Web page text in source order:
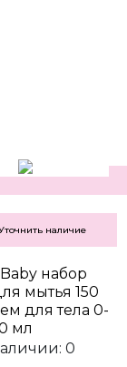
наличие
набор
мытья 150
для тела 0-
мл
0